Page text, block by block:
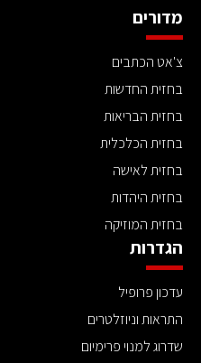
מדורים
צ'אט הכתבים
בחזית החדשות
בחזית הבריאות
בחזית הכלכלית
בחזית לאישה
בחזית היהדות
בחזית המוזיקה
הגדרות
עדכון פרופיל
התראות וניוזלטרים
שדרוג למנוי פרימיום